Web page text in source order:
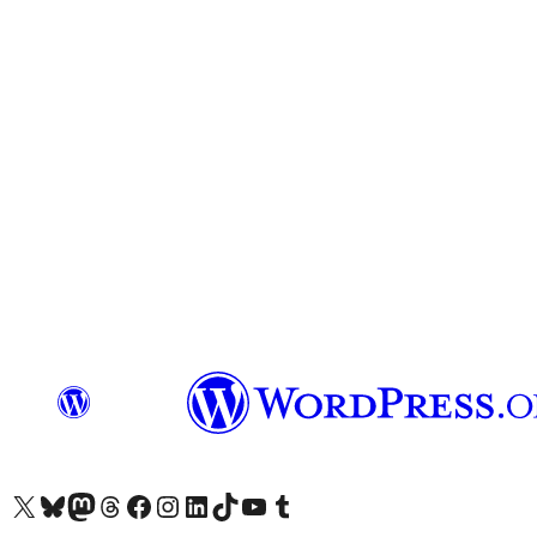
Visita il nostro account X (ex Twitter)
Visita il nostro account Bluesky
Visita il nostro account Mastodon
Visita il nostro account Threads
Visita la nostra pagina Facebook
Visita il nostro account Instagram
Visita il nostro account LinkedIn
Visita il nostro account TikTok
Visita il nostro canale YouTube
Visita il nostro account Tumblr